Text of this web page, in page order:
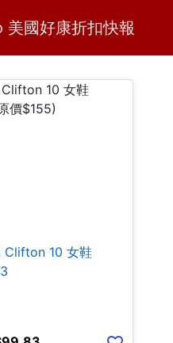
國好康折扣快報
H Home
Clifton 10 女鞋